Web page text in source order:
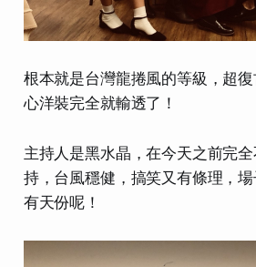
根本就是台灣龍捲風的等級，超
心洋裝完全就輸透了！
主持人是黑水晶，在今天之前完
持，台風穩健，搞笑又有條理，
有天份呢！